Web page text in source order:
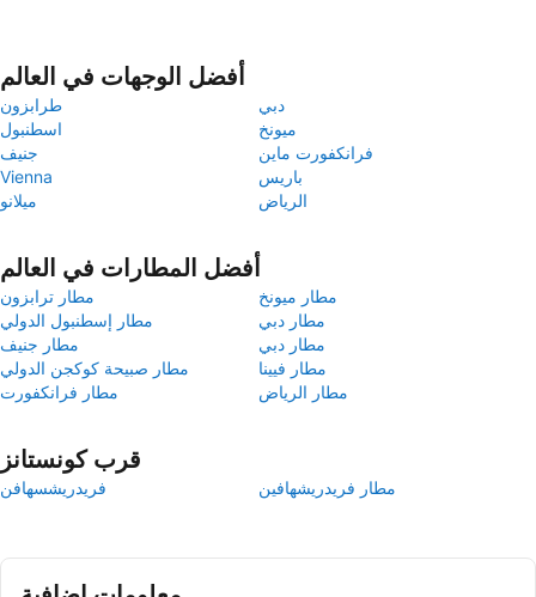
أفضل الوجهات في العالم
طرابزون
دبي
اسطنبول
ميونخ
جنيف
فرانكفورت ماين
Vienna
باريس
ميلانو
الرياض
أفضل المطارات في العالم
مطار ترابزون
مطار ميونخ
مطار إسطنبول الدولي
مطار دبي
مطار جنيف
مطار دبي
مطار صبيحة كوكجن الدولي
مطار فيينا
مطار فرانكفورت
مطار الرياض
قرب كونستانز
فريدريشسهافن مطار فريدريشهافين